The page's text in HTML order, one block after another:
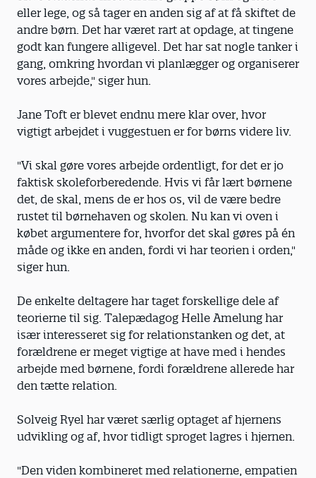
eller lege, og så tager en anden sig af at få skiftet de
andre børn. Det har været rart at opdage, at tingene
godt kan fungere alligevel. Det har sat nogle tanker i
gang, omkring hvordan vi planlægger og organiserer
vores arbejde," siger hun.
Jane Toft er blevet endnu mere klar over, hvor
vigtigt arbejdet i vuggestuen er for børns videre liv.
"Vi skal gøre vores arbejde ordentligt, for det er jo
faktisk skoleforberedende. Hvis vi får lært børnene
det, de skal, mens de er hos os, vil de være bedre
rustet til børnehaven og skolen. Nu kan vi oven i
købet argumentere for, hvorfor det skal gøres på én
måde og ikke en anden, fordi vi har teorien i orden,"
siger hun.
De enkelte deltagere har taget forskellige dele af
teorierne til sig. Talepædagog Helle Amelung har
især interesseret sig for relationstanken og det, at
forældrene er meget vigtige at have med i hendes
arbejde med børnene, fordi forældrene allerede har
den tætte relation.
Solveig Ryel har været særlig optaget af hjernens
udvikling og af, hvor tidligt sproget lagres i hjernen.
"Den viden kombineret med relationerne, empatien